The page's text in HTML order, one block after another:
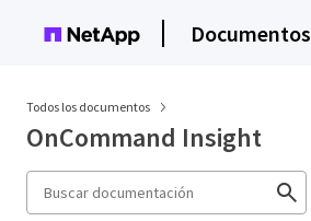
Documentos
Todos los documentos
OnCommand Insight